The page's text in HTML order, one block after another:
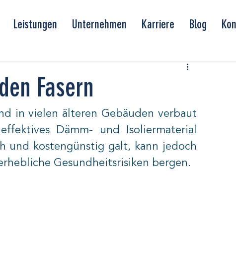
Leistungen Unternehmen Karriere Blog
Fasern
in vielen älteren Gebäuden verbaut
Dämm- und Isoliermaterial
und kostengünstig galt, kann jedoch
Gesundheitsrisiken bergen.